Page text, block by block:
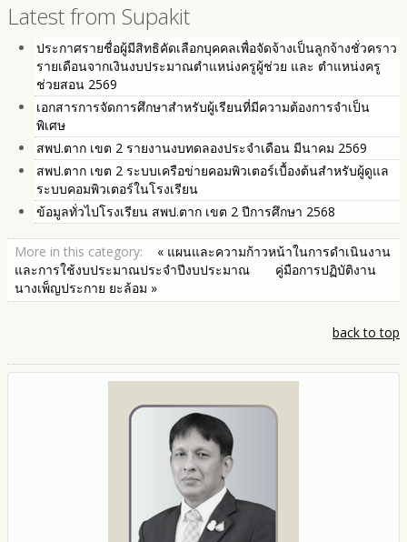
Latest from Supakit
ประกาศรายชื่อผู้มีสิทธิคัดเลือกบุคคลเพื่อจัดจ้างเป็นลูกจ้างชั่วคราว
รายเดือนจากเงินงบประมาณตำแหน่งครูผู้ช่วย และ ตำแหน่งครู
ช่วยสอน 2569
เอกสารการจัดการศึกษาสำหรับผู้เรียนที่มีความต้องการจำเป็น
พิเศษ
สพป.ตาก เขต 2 รายงานงบทดลองประจำเดือน มีนาคม 2569
สพป.ตาก เขต 2 ระบบเครือข่ายคอมพิวเตอร์เบื้องต้นสำหรับผู้ดูแล
ระบบคอมพิวเตอร์ในโรงเรียน
ข้อมูลทั่วไปโรงเรียน สพป.ตาก เขต 2 ปีการศึกษา 2568
More in this category:
« แผนและความก้าวหน้าในการดำเนินงาน
และการใช้งบประมาณประจำปีงบประมาณ
คู่มือการปฏิบัติงาน
นางเพ็ญประกาย ยะล้อม »
back to top